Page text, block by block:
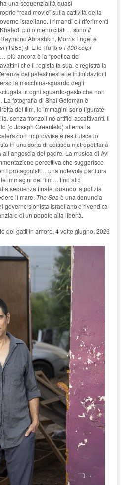
ha una sequenzialità quasi
“road movie” sulla cattività della
israeliano. I rimandi o i riferimenti
più o meno citati… sono Il
Abrashkin, Morris Engel e
(1955) di Elio Ruffo o I 400 colpi
più ancora è la “poetica del
che il regista fa sua, e registra la
dei palestinesi e le intimidazioni
la macchina-sguardo degli
in ogni sguardo-gesto che non
La fotografia di Shai Goldman è
del film, le immagini sono figurate
senza fronzoli né artifici accattivanti. Il
(o Joseph Greenfeld) alterna la
improvvise e restituisce lo
in una sorta di odissea metropolitana
del padre. La musica di Avi
percettiva che suggerisce
i protagonisti… una notevole partitura
immagini del film… fino allo
sequenza finale, quando la polizia
il mare. The Seaè una denuncia
governo sionista israeliano e rivendica
e di un popolo alla libertà.
dei gatti in amore, 4 volte giugno, 2026